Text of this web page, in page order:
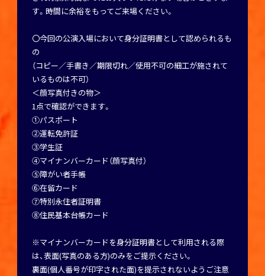
す。時間に余裕をもってご来場ください。
〇今回の公演入場において身分証明書として認められるも
の
（コピー／手書き／期限切れ／使用不可の細工が施されて
いるものは不可）
＜顔写真付きの物＞
1点で確認ができます。
①パスポート
②運転免許証
③学生証
④マイナンバーカード（顔写真付）
⑤障がい者手帳
⑥在留カード
⑦特別永住者証明書
⑧住民基本台帳カード
※マイナンバーカードを身分証明書として利用される際
は、表面(写真のある方)のみをご提示ください。
裏面(個人番号が印字された面)を提示されないようご注意